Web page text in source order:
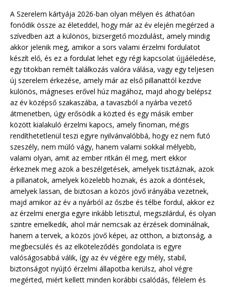
A Szerelem kártyája 2026-ban olyan mélyen és áthatóan
fonódik össze az életeddel, hogy már az év elején megérzed a
szívedben azt a különös, bizsergető mozdulást, amely mindig
akkor jelenik meg, amikor a sors valami érzelmi fordulatot
készít elő, és ez a fordulat lehet egy régi kapcsolat újjáéledése,
egy titokban remélt találkozás valóra válása, vagy egy teljesen
új szerelem érkezése, amely már az első pillanattól kezdve
különös, mágneses erővel húz magához, majd ahogy belépsz
az év középső szakaszába, a tavaszból a nyárba vezető
átmenetben, úgy erősödik a közted és egy másik ember
között kialakuló érzelmi kapocs, amely finoman, mégis
rendíthetetlenül teszi egyre nyilvánvalóbbá, hogy ez nem futó
szeszély, nem múló vágy, hanem valami sokkal mélyebb,
valami olyan, amit az ember ritkán él meg, mert ekkor
érkeznek meg azok a beszélgetések, amelyek tisztáznak, azok
a pillanatok, amelyek közelebb hoznak, és azok a döntések,
amelyek lassan, de biztosan a közös jövő irányába vezetnek,
majd amikor az év a nyárból az őszbe és télbe fordul, akkor ez
az érzelmi energia egyre inkább letisztul, megszilárdul, és olyan
szintre emelkedik, ahol már nemcsak az érzések dominálnak,
hanem a tervek, a közös jövő képei, az otthon, a biztonság, a
megbecsülés és az elköteleződés gondolata is egyre
valóságosabbá válik, így az év végére egy mély, stabil,
biztonságot nyújtó érzelmi állapotba kerülsz, ahol végre
megérted, miért kellett minden korábbi csalódás, félelem és